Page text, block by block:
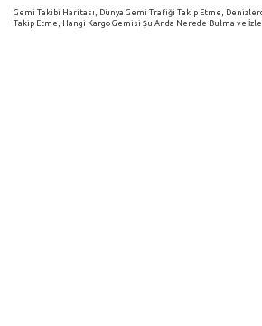
Gemi Takibi Haritası, Dünya Gemi Trafiği Takip Etme,
Takip Etme, Hangi Kargo Gemisi Şu Anda Nerede Bulma ve